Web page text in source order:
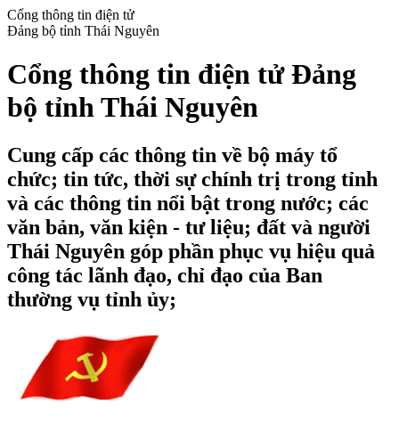
Cổng thông tin điện tử
Đảng bộ tỉnh Thái Nguyên
Cổng thông tin điện tử Đảng
bộ tỉnh Thái Nguyên
Cung cấp các thông tin về bộ máy tổ
chức; tin tức, thời sự chính trị trong tỉnh
và các thông tin nổi bật trong nước; các
văn bản, văn kiện - tư liệu; đất và người
Thái Nguyên góp phần phục vụ hiệu quả
công tác lãnh đạo, chỉ đạo của Ban
thường vụ tỉnh ủy;